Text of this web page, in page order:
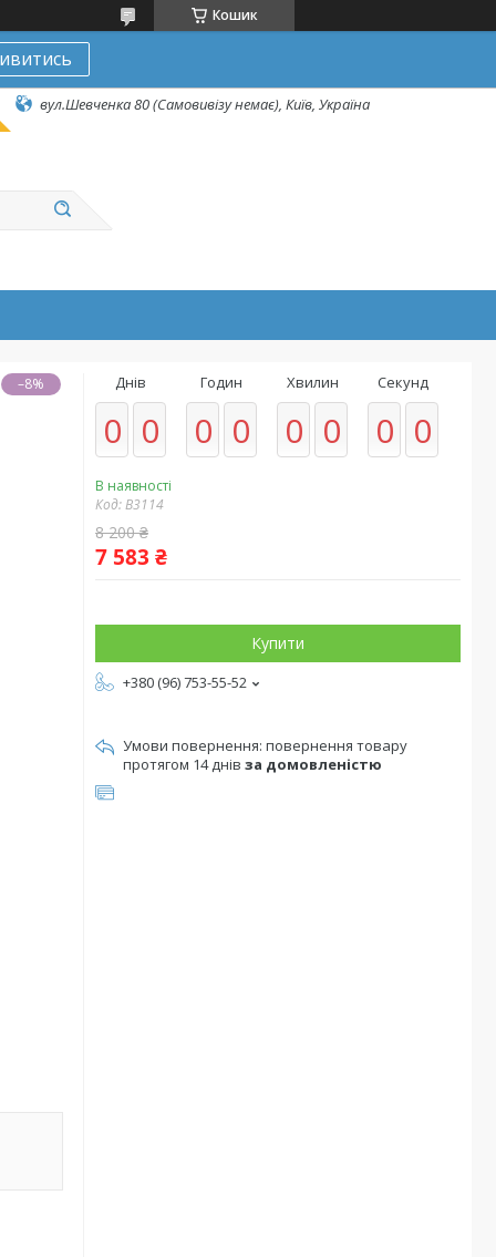
Кошик
вул.Шевченка 80 (Самовивізу немає), Київ, Україна
–8% Днів
0 0
Годин
0 0
Хвилин
0 0
Секунд
0 0
В наявності
Код:B3114
8 200 ₴
7 583 ₴
Купити
+380 (96) 753-55-52
повернення товару
протягом 14 днів за домовленістю